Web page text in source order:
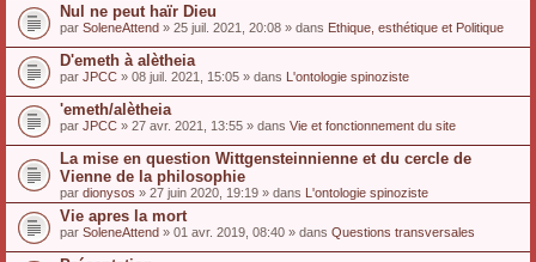
Nul ne peut haïr Dieu
par SoleneAttend » 25 juil. 2021, 20:08 » dans Ethique, esthétique et Politique
D'emeth à alètheia
par JPCC » 08 juil. 2021, 15:05 » dans L'ontologie spinoziste
'emeth/alètheia
par JPCC » 27 avr. 2021, 13:55 » dans Vie et fonctionnement du site
La mise en question Wittgensteinnienne et du cercle de
Vienne de la philosophie
par dionysos » 27 juin 2020, 19:19 » dans L'ontologie spinoziste
Vie apres la mort
par SoleneAttend » 01 avr. 2019, 08:40 » dans Questions transversales